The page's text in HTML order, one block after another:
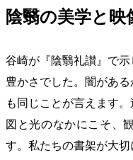
陰翳の美学と映
谷崎が『陰翳礼讃』で
豊かさでした。闇があ
も同じことが言えます
図と光のなかにこそ、
す。私たちの書架が大